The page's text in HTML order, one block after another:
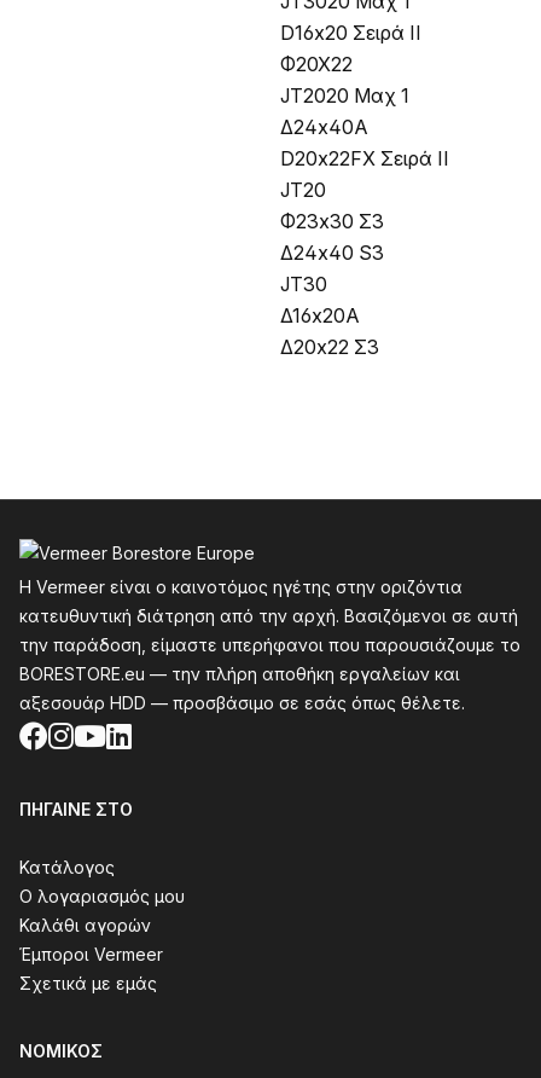
D16x20 Σειρά II
Φ20Χ22
JT2020 Μαχ 1
Δ24x40Α
D20x22FX Σειρά II
JT20
Φ23x30 Σ3
Δ24x40 S3
JT30
Δ16x20Α
Δ20x22 Σ3
Η Vermeer είναι ο καινοτόμος ηγέτης στην οριζόντια
κατευθυντική διάτρηση από την αρχή. Βασιζόμενοι σε αυτή
την παράδοση, είμαστε υπερήφανοι που παρουσιάζουμε το
BORESTORE.eu — την πλήρη αποθήκη εργαλείων και
αξεσουάρ HDD — προσβάσιμο σε εσάς όπως θέλετε.
Facebook
Instagram
YouTube
LinkedIn
ΠΉΓΑΙΝΕ ΣΤΟ
Κατάλογος
Ο λογαριασμός μου
Καλάθι αγορών
Έμποροι Vermeer
Σχετικά με εμάς
ΝΟΜΙΚΌΣ